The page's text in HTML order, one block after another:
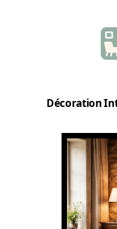
Décoration